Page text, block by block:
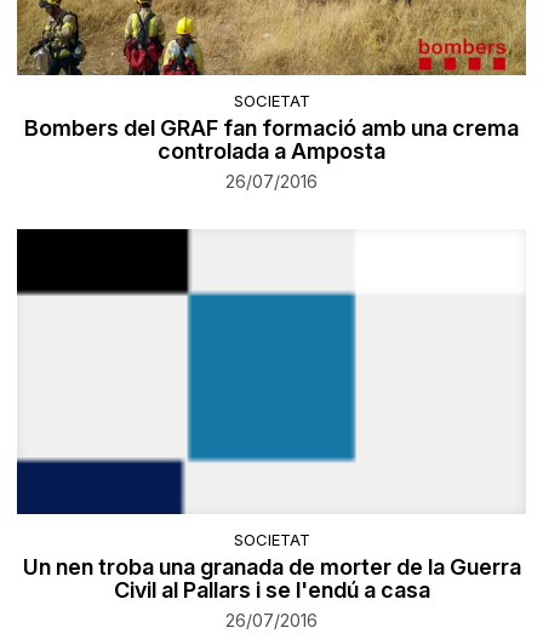
SOCIETAT
Bombers del GRAF fan formació amb una crema
controlada a Amposta
26/07/2016
SOCIETAT
Un nen troba una granada de morter de la Guerra
Civil al Pallars i se l'endú a casa
26/07/2016